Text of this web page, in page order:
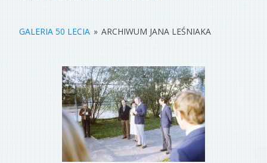
GALERIA 50 LECIA » ARCHIWUM JANA LEŚNIAKA